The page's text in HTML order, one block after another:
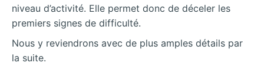
niveau d’activité. Elle permet donc de déceler les
premiers signes de difficulté.
Nous y reviendrons avec de plus amples détails par
la suite.